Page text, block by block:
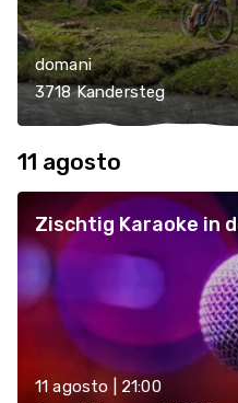
domani
3718 Kandersteg
11 agosto
Zischtig Karaoke in
11 agosto | 21:00